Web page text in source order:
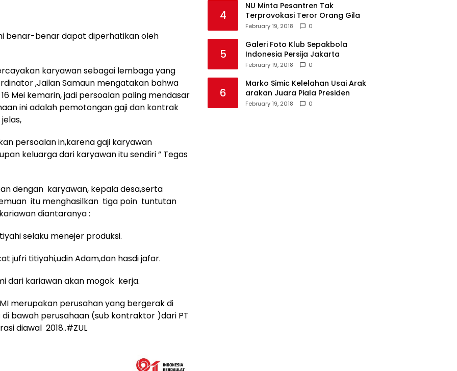
benar-benar dapat diperhatikan oleh
karyawan sebagai lembaga yang
,Jailan Samaun mengatakan bahwa
Mei kemarin, jadi persoalan paling mendasar
ini adalah pemotongan gaji dan kontrak
persoalan in,karena gaji karyawan
keluarga dari karyawan itu sendiri ” Tegas
dengan karyawan, kepala desa,serta
itu menghasilkan tiga poin tuntutan
diantaranya :
selaku menejer produksi.
jufri titiyahi,udin Adam,dan hasdi jafar.
dari kariawan akan mogok kerja.
merupakan perusahan yang bergerak di
bawah perusahaan (sub kontraktor )dari PT
diawal 2018..#ZUL
4
NU Minta Pesantren Tak
Terprovokasi Teror Orang Gila
February 19, 2018 0
5
Galeri Foto Klub Sepakbola
Indonesia Persija Jakarta
February 19, 2018 0
6
Marko Simic Kelelahan Usai Arak
arakan Juara Piala Presiden
February 19, 2018 0